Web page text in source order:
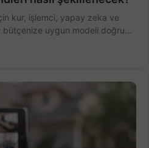
kur, işlemci, yapay zeka ve
uygun modeli doğru